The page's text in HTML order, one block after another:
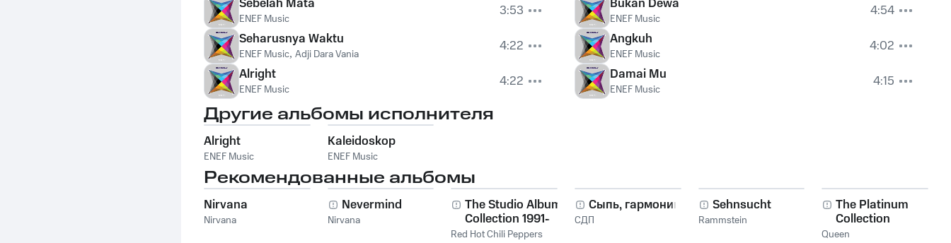
Sebelah Mata
ENEF Music
3:53
Seharusnya Waktu
ENEF Music, Adji Dara Vania
4:22
Alright
ENEF Music 4:22
Bukan Dewa
ENEF Music
4:54
Angkuh
ENEF Music
4:02
Damai Mu
ENEF Music 4:15
Другие альбомы исполнителя
Alright
ENEF Music
Kaleidoskop
ENEF Music
Рекомендованные альбомы
Nirvana
Nirvana
Nevermind
Nirvana
The Studio Album
Collection 1991-
2011
Red Hot Chili Peppers
Сыпь, гармоника!
СДП
Sehnsucht
Rammstein
The Platinum
Collection
Queen